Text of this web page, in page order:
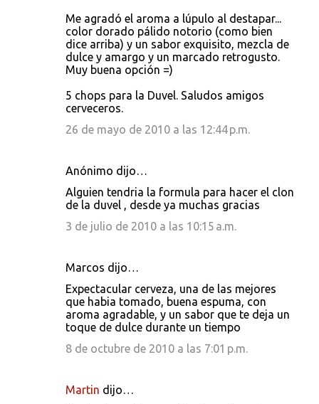
Me agradó el aroma a lúpulo al destapar...
color dorado pálido notorio (como bien
dice arriba) y un sabor exquisito, mezcla de
dulce y amargo y un marcado retrogusto.
Muy buena opción =)
5 chops para la Duvel. Saludos amigos
cerveceros.
26 de mayo de 2010 a las 12:44 p.m.
Anónimo dijo…
Alguien tendria la formula para hacer el clon
de la duvel , desde ya muchas gracias
3 de julio de 2010 a las 10:15 a.m.
Marcos dijo…
Expectacular cerveza, una de las mejores
que habia tomado, buena espuma, con
aroma agradable, y un sabor que te deja un
toque de dulce durante un tiempo
8 de octubre de 2010 a las 7:01 p.m.
Martin dijo…